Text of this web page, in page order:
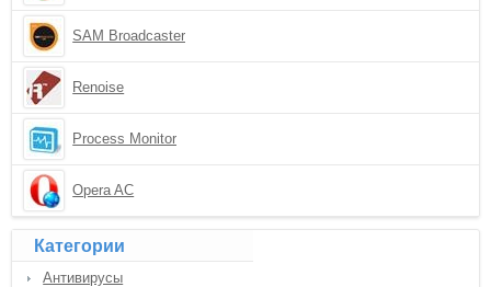
SAM Broadcaster
Renoise
Process Monitor
Opera AC
Категории
Антивирусы